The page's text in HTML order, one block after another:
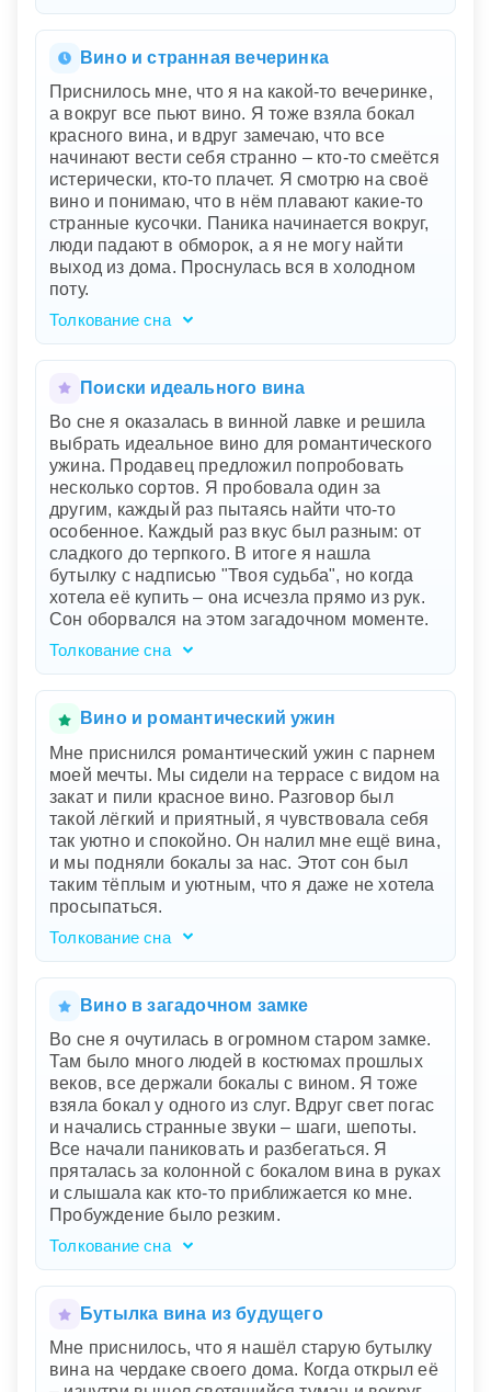
Ваш сон – это магическое путешествие в
глубины вашей души и мечтаний. Виноградник
символизирует плодородие, изобилие и
атмосфера подчеркивает ваше внутреннее
спокойствие и удовлетворение. Маленький
домик с винным погребом – это символ
скрытых возможностей и богатств вашего
внутреннего мира. Вино, которое вы
попробовали, говорит о том, что у вас есть
что-то ценное и уникальное, возможно талант
или идея, которые ждут своего раскрытия.
Появление старого винодела указывает на
мудрость и жизненный опыт, которые помогут
вам раскрыть этот секрет. Его исчезновение –
знак того, что разгадка кроется в вас самих.
Вино и странная вечеринка
Приснилось мне, что я на какой-то вечеринке,
а вокруг все пьют вино. Я тоже взяла бокал
красного вина, и вдруг замечаю, что все
начинают вести себя странно – кто-то смеётся
истерически, кто-то плачет. Я смотрю на своё
вино и понимаю, что в нём плавают какие-то
странные кусочки. Паника начинается вокруг,
люди падают в обморок, а я не могу найти
выход из дома. Проснулась вся в холодном
поту.
Толкование сна
Ваш сон подобен волнующему зеркалу, в
котором отразились ваши внутренние страхи
и неуверенность. Вечеринка символизирует
мнение. Вино, ассоциирующееся с
расслаблением и радостью, здесь искажено
странными кусочками, что может указывать на
недоверие или опасения в отношениях с
окружающими. Появление паники и
неадекватных реакций людей показывает
ваше беспокойство по поводу нестабильности
или неожиданных изменений в жизни.
Невозможность найти выход из дома
подчеркивает чувство запутанности или
отсутствие решения в текущей ситуации.
Поиски идеального вина
Во сне я оказалась в винной лавке и решила
выбрать идеальное вино для романтического
ужина. Продавец предложил попробовать
несколько сортов. Я пробовала один за
другим, каждый раз пытаясь найти что-то
особенное. Каждый раз вкус был разным: от
сладкого до терпкого. В итоге я нашла
бутылку с надписью "Твоя судьба", но когда
хотела её купить – она исчезла прямо из рук.
Сон оборвался на этом загадочном моменте.
Толкование сна
Винная лавка во сне символизирует поиск
удовольствия, радости и гармонии в жизни.
Ваше желание найти идеальное вино для
совершенству и особому моменту.
Пробование разных сортов вин - это
метафора вашего опыта, испытаний и усилий
на пути к достижению целей. Вкус каждого
вина – от сладкого до терпкого – указывает на
разнообразие эмоций и переживаний, с
которыми вы сталкиваетесь. Наконец,
бутылка с надписью "Твоя судьба",
исчезнувшая прямо из ваших рук,
цели, которая кажется столь близкой, но
ускользает в последний момент.
Вино и романтический ужин
Мне приснился романтический ужин с парнем
моей мечты. Мы сидели на террасе с видом на
закат и пили красное вино. Разговор был
такой лёгкий и приятный, я чувствовала себя
так уютно и спокойно. Он налил мне ещё вина,
и мы подняли бокалы за нас. Этот сон был
таким тёплым и уютным, что я даже не хотела
просыпаться.
Толкование сна
Ваш сон о романтическом ужине с парнем
вашей мечты символизирует ваше
стремление к любви, гармонии и уюту в
олицетворяет желание наслаждаться
красотой жизни и разделять эти моменты с
кем-то особенным. Красное вино – символ
страсти и глубины чувств, которые вы
испытываете или хотите испытать. Лёгкий и
приятный разговор указывает на важность
эмоциональной близости и взаимопонимания.
Весь этот сон наполнен тёплой и спокойной
атмосферой, что говорит о вашем внутреннем
желании чувствовать безопасность и комфорт
рядом с любимым человеком.
Вино в загадочном замке
Во сне я очутилась в огромном старом замке.
Там было много людей в костюмах прошлых
веков, все держали бокалы с вином. Я тоже
взяла бокал у одного из слуг. Вдруг свет погас
и начались странные звуки – шаги, шепоты.
Все начали паниковать и разбегаться. Я
пряталась за колонной с бокалом вина в руках
и слышала как кто-то приближается ко мне.
Пробуждение было резким.
Толкование сна
Ваш сон говорит о столкновении с прошлым,
которое неожиданно вмешивается в вашу
жизнь. Замок символизирует ваш внутренний
переживаниями. Люди в старинных костюмах
и бокалы с вином указывают на ощущение
Бутылка вина из будущего
Мне приснилось, что я нашёл старую бутылку
вина на чердаке своего дома. Когда открыл её